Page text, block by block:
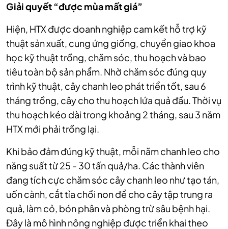
Giải quyết “được mùa mất giá”
Hiện, HTX được doanh nghiệp cam kết hỗ trợ kỹ
thuật sản xuất, cung ứng giống, chuyển giao khoa
học kỹ thuật trồng, chăm sóc, thu hoạch và bao
tiêu toàn bộ sản phẩm. Nhờ chăm sóc đúng quy
trình kỹ thuật, cây chanh leo phát triển tốt, sau 6
tháng trồng, cây cho thu hoạch lứa quả đầu. Thời vụ
thu hoạch kéo dài trong khoảng 2 tháng, sau 3 năm
HTX mới phải trồng lại.
Khi bảo đảm đúng kỹ thuật, mỗi năm chanh leo cho
năng suất từ 25 - 30 tấn quả/ha. Các thành viên
đang tích cực chăm sóc cây chanh leo như tạo tán,
uốn cành, cắt tỉa chồi non để cho cây tập trung ra
quả, làm cỏ, bón phân và phòng trừ sâu bệnh hại.
Đây là mô hình nông nghiệp được triển khai theo